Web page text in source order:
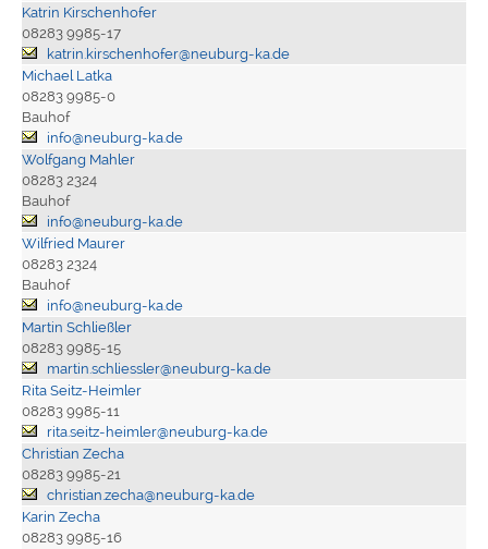
Katrin Kirschenhofer
08283 9985-17
katrin.kirschenhofer@neuburg-ka.de
Michael Latka
08283 9985-0
Bauhof
info@neuburg-ka.de
Wolfgang Mahler
08283 2324
Bauhof
info@neuburg-ka.de
Wilfried Maurer
08283 2324
Bauhof
info@neuburg-ka.de
Martin Schließler
08283 9985-15
martin.schliessler@neuburg-ka.de
Rita Seitz-Heimler
08283 9985-11
rita.seitz-heimler@neuburg-ka.de
Christian Zecha
08283 9985-21
christian.zecha@neuburg-ka.de
Karin Zecha
08283 9985-16